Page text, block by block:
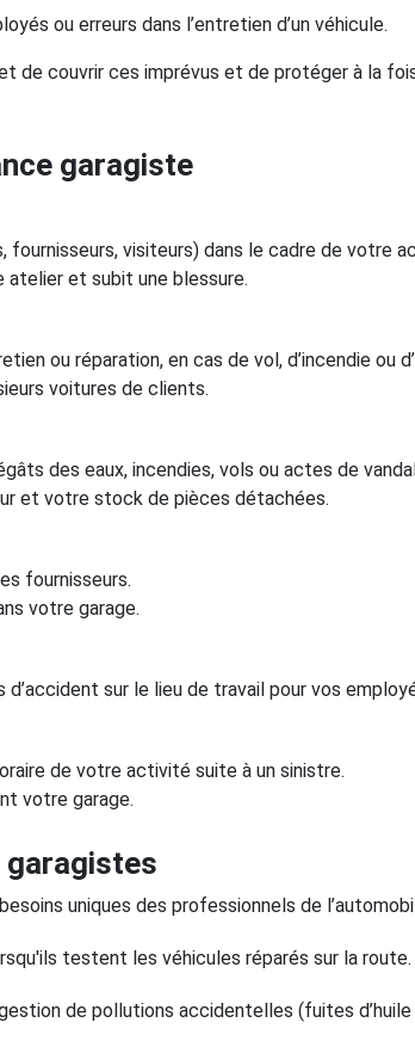
ou erreurs dans l’entretien d’un véhicule.
de couvrir ces imprévus et de protéger à la
garagiste
visiteurs) dans le cadre de votre
atelier et subit une blessure.
ou réparation, en cas de vol, d’incendie ou
voitures de clients.
des eaux, incendies, vols ou actes de
et votre stock de pièces détachées.
fournisseurs.
votre garage.
sur le lieu de travail pour vos
de votre activité suite à un sinistre.
votre garage.
uniques des professionnels de
testent les véhicules réparés sur la route.
de pollutions accidentelles (fuites